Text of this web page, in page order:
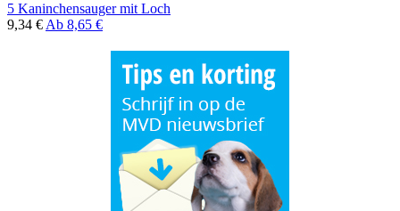
5 Kaninchensauger mit Loch
9,34 € Ab 8,65 €